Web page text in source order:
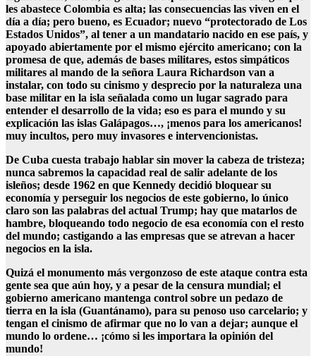
les abastece Colombia es alta; las consecuencias las viven en el
día a día; pero bueno, es Ecuador; nuevo “protectorado de Los
Estados Unidos”, al tener a un mandatario nacido en ese país, y
apoyado abiertamente por el mismo ejército americano; con la
promesa de que, además de bases militares, estos simpáticos
militares al mando de la señora Laura Richardson van a
instalar, con todo su cinismo y desprecio por la naturaleza una
base militar en la isla señalada como un lugar sagrado para
entender el desarrollo de la vida; eso es para el mundo y su
explicación las islas Galápagos…, ¡menos para los americanos!
muy incultos, pero muy invasores e intervencionistas.
De Cuba cuesta trabajo hablar sin mover la cabeza de tristeza;
nunca sabremos la capacidad real de salir adelante de los
isleños; desde 1962 en que Kennedy decidió bloquear su
economía y perseguir los negocios de este gobierno, lo único
claro son las palabras del actual Trump; hay que matarlos de
hambre, bloqueando todo negocio de esa economía con el resto
del mundo; castigando a las empresas que se atrevan a hacer
negocios en la isla.
Quizá el monumento más vergonzoso de este ataque contra esta
gente sea que aún hoy, y a pesar de la censura mundial; el
gobierno americano mantenga control sobre un pedazo de
tierra en la isla (Guantánamo), para su penoso uso carcelario; y
tengan el cinismo de afirmar que no lo van a dejar; aunque el
mundo lo ordene… ¡cómo si les importara la opinión del
mundo!